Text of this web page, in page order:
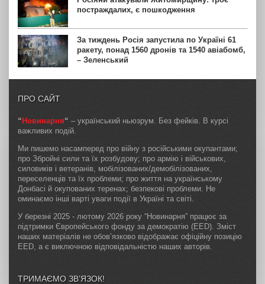
постраждалих, є пошкодження
За тиждень Росія запустила по Україні 61
ракету, понад 1560 дронів та 1540 авіабомб,
– Зеленський
ПРО САЙТ
“ Новинарня“ – український ньюзрум. Без фейків. В курсі
важливих подій.
Ми пишемо насамперед про війну з російськими окупантами;
про Збройні сили та їх розбудову; про армію і військових,
силовиків і ветеранів, мобілізованих/демобілізованих,
переселенців та їх проблеми; про життя на українському
Донбасі й окупованих теренах; безпекові проблеми. Не
оминаємо інші варті уваги події в Україні та світі.
У березні 2025 - лютому 2026 року “Новинарня” працює за
підтримки Європейського фонду за демократію (EED). Зміст
наших матеріалів не обов’язково відображає офіційну позицію
EED, а є виключною відповідальністю наших авторів.
ТРИМАЄМО ЗВ’ЯЗОК!